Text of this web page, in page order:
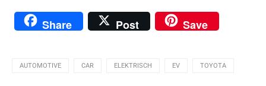
Share Post Save
AUTOMOTIVE CAR ELEKTRISCH EV TOYOTA